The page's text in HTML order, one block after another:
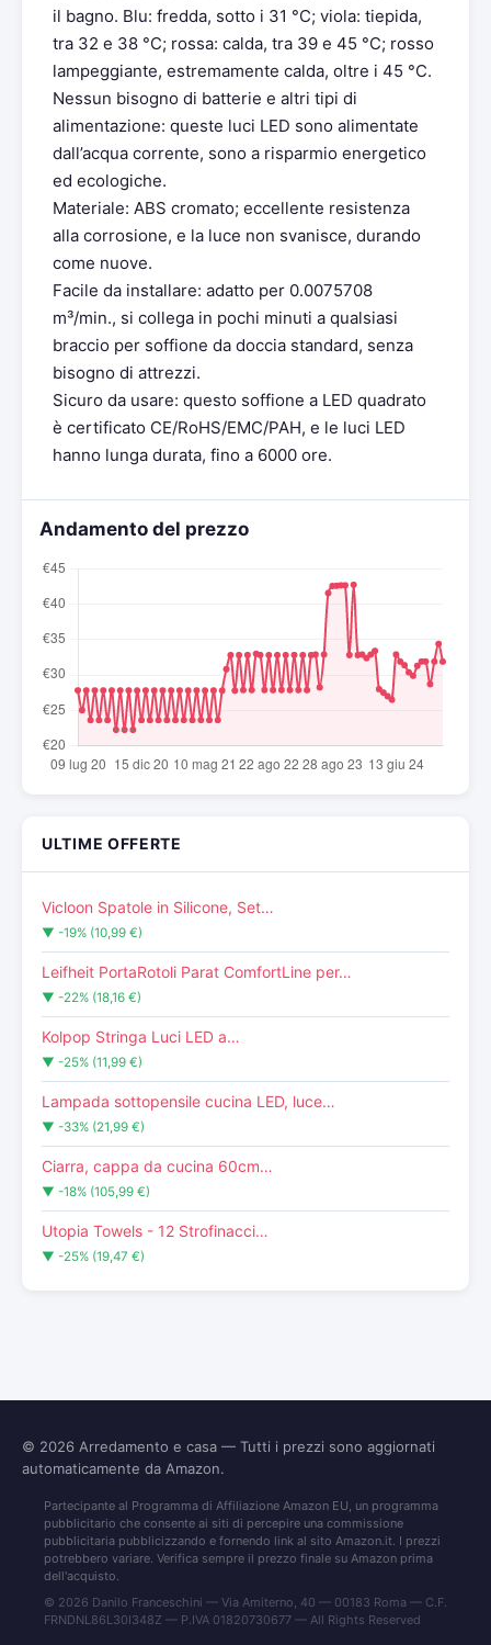
il bagno. Blu: fredda, sotto i 31 °C; viola: tiepida,
tra 32 e 38 °C; rossa: calda, tra 39 e 45 °C; rosso
lampeggiante, estremamente calda, oltre i 45 °C.
Nessun bisogno di batterie e altri tipi di
alimentazione: queste luci LED sono alimentate
dall’acqua corrente, sono a risparmio energetico
ed ecologiche.
Materiale: ABS cromato; eccellente resistenza
alla corrosione, e la luce non svanisce, durando
come nuove.
Facile da installare: adatto per 0.0075708
m³/min., si collega in pochi minuti a qualsiasi
braccio per soffione da doccia standard, senza
bisogno di attrezzi.
Sicuro da usare: questo soffione a LED quadrato
è certificato CE/RoHS/EMC/PAH, e le luci LED
hanno lunga durata, fino a 6000 ore.
Andamento del prezzo
ULTIME OFFERTE
Vicloon Spatole in Silicone, Set…
▼ -19% (10,99 €)
Leifheit PortaRotoli Parat ComfortLine per…
▼ -22% (18,16 €)
Kolpop Stringa Luci LED a…
▼ -25% (11,99 €)
Lampada sottopensile cucina LED, luce…
▼ -33% (21,99 €)
Ciarra, cappa da cucina 60cm…
▼ -18% (105,99 €)
Utopia Towels - 12 Strofinacci…
▼ -25% (19,47 €)
© 2026 Arredamento e casa — Tutti i prezzi sono aggiornati
automaticamente da Amazon.
Partecipante al Programma di Affiliazione Amazon EU, un programma
pubblicitario che consente ai siti di percepire una commissione
pubblicitaria pubblicizzando e fornendo link al sito Amazon.it. I prezzi
potrebbero variare. Verifica sempre il prezzo finale su Amazon prima
dell'acquisto.
© 2026 Danilo Franceschini — Via Amiterno, 40 — 00183 Roma — C.F.
FRNDNL86L30I348Z — P.IVA 01820730677 — All Rights Reserved